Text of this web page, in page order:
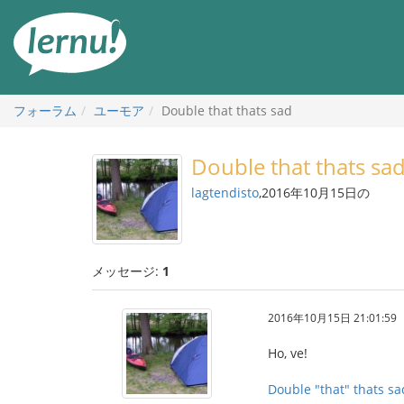
フォーラム ユーモア Double that thats sad
Double that thats sad
lagtendisto,2016年10月15日の
メッセージ: 1
2016年10月15日 21:01:59
Ho, ve!
Double "that" thats